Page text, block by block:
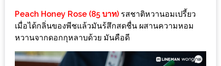
กี้
เนื้อ
หมู
ดำ
Peach Honey Rose (85 บาท) รสชาติหวานอมเปรี้ยว
เมื่อได้กลิ่นของพีชแล้วมันร้สึกสดชื่น ผสานความหอม
หวานจากดอกกุหลาบด้วย มันคือดี